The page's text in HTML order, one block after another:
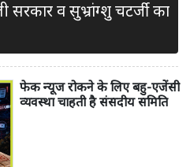
सरकार व सुभ्रांग्शु चटर्जी का
फेक न्यूज रोकने के लिए बहु-एजेंसी
व्यवस्था चाहती है संसदीय समिति